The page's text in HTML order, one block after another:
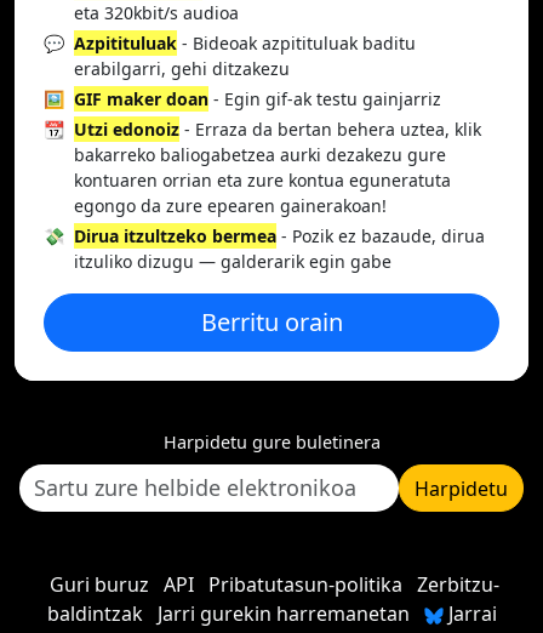
eta 320kbit/s audioa
💬 Azpitituluak - Bideoak azpitituluak baditu
erabilgarri, gehi ditzakezu
🖼️ GIF maker doan - Egin gif-ak testu gainjarriz
📆 Utzi edonoiz - Erraza da bertan behera uztea, klik
bakarreko baliogabetzea aurki dezakezu gure
kontuaren orrian eta zure kontua eguneratuta
egongo da zure epearen gainerakoan!
💸 Dirua itzultzeko bermea - Pozik ez bazaude, dirua
itzuliko dizugu — galderarik egin gabe
Berritu orain
Harpidetu gure buletinera
Harpidetu
Guri buruz API Pribatutasun-politika Zerbitzu-
baldintzak
Jarri gurekin harremanetan
Jarrai